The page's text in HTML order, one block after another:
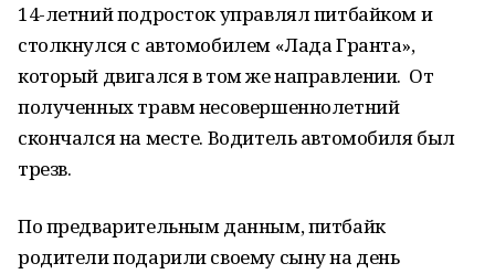
14-летний подросток управлял питбайком и
столкнулся с автомобилем «Лада Гранта»,
который двигался в том же направлении. От
полученных травм несовершеннолетний
скончался на месте. Водитель автомобиля был
трезв.
По предварительным данным, питбайк
родители подарили своему сыну на день